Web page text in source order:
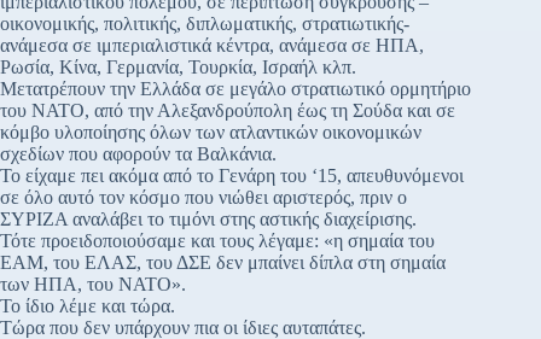
οικονομικής, πολιτικής, διπλωματικής, στρατιωτικής-
ανάμεσα σε ιμπεριαλιστικά κέντρα, ανάμεσα σε ΗΠΑ,
Ρωσία, Κίνα, Γερμανία, Τουρκία, Ισραήλ κλπ.
Μετατρέπουν την Ελλάδα σε μεγάλο στρατιωτικό ορμητήριο
του ΝΑΤΟ, από την Αλεξανδρούπολη έως τη Σούδα και σε
κόμβο υλοποίησης όλων των ατλαντικών οικονομικών
σχεδίων που αφορούν τα Βαλκάνια.
Το είχαμε πει ακόμα από το Γενάρη του ‘15, απευθυνόμενοι
σε όλο αυτό τον κόσμο που νιώθει αριστερός, πριν ο
ΣΥΡΙΖΑ αναλάβει το τιμόνι στης αστικής διαχείρισης.
Τότε προειδοποιούσαμε και τους λέγαμε: «η σημαία του
ΕΑΜ, του ΕΛΑΣ, του ΔΣΕ δεν μπαίνει δίπλα στη σημαία
των ΗΠΑ, του ΝΑΤΟ».
Το ίδιο λέμε και τώρα.
Τώρα που δεν υπάρχουν πια οι ίδιες αυταπάτες.